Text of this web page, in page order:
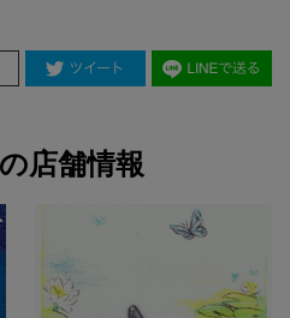
店舗情報